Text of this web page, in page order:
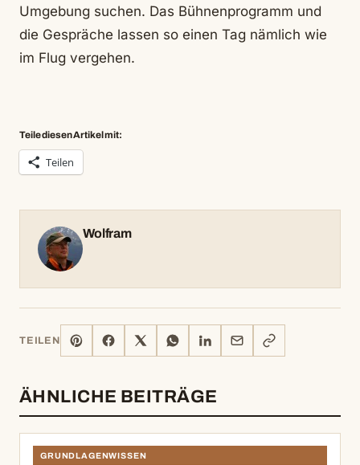
Umgebung suchen. Das Bühnenprogramm und
die Gespräche lassen so einen Tag nämlich wie
im Flug vergehen.
Teile diesen Artikel mit:
Teilen
Wolfram
TEILEN
PINTERESTFACEBOOK WHATSAPPLINKEDIN
MAIL
LINK
KOPIEREN
ÄHNLICHE BEITRÄGE
GRUNDLAGENWISSEN